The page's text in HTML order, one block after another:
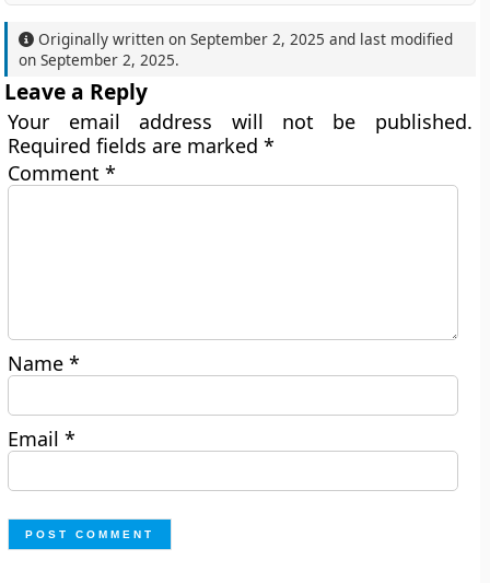
Originally written onSeptember 2, 2025 and last modified
onSeptember 2, 2025.
Leave a Reply
Your email address will not be published.
Required fields are marked*
Comment*
Name*
Email*